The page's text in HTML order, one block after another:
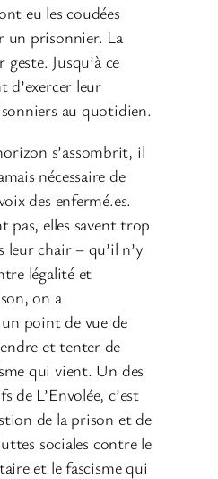
eu les coudées
un prisonnier. La
Jusqu’à ce
leur
au quotidien.
s’assombrit, il
nécessaire de
des enfermé.es.
pas, elles savent trop
leur chair – qu’il n’y
légalité et
on a
point de vue de
et tenter de
qui vient. Un des
de L’Envolée, c’est
de la prison et de
sociales contre le
et le fascisme qui